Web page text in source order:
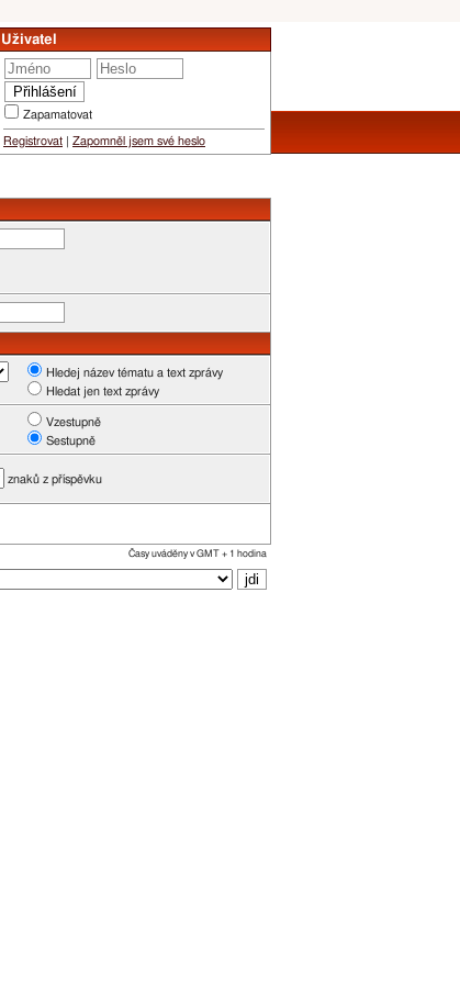
Uživatel
Zapamatovat
Registrovat Zapomněl jsem své heslo
Hledej název tématu a text zprávy
Hledat jen text zprávy
Vzestupně
Sestupně
znaků z příspěvku
Časy uváděny v GMT + 1 hodina